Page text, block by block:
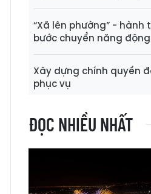
“Xã lên phường” - hành
bước chuyển năng động
Xây dựng chính quyền
phục vụ
ĐỌC NHIỀU NHẤT